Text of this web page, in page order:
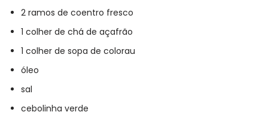
2 ramos de coentro fresco
1 colher de chá de açafrão
1 colher de sopa de colorau
óleo
sal
cebolinha verde